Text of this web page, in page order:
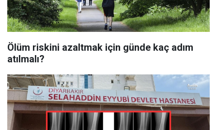
Ölüm riskini azaltmak için günde kaç adım
atılmalı?